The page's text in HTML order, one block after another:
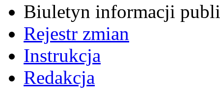
Biuletyn informacji
Rejestr zmian
Instrukcja
Redakcja